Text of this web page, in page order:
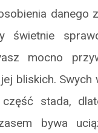
danego
świetnie
mocno
bliskich. Swych
stada,
bywa